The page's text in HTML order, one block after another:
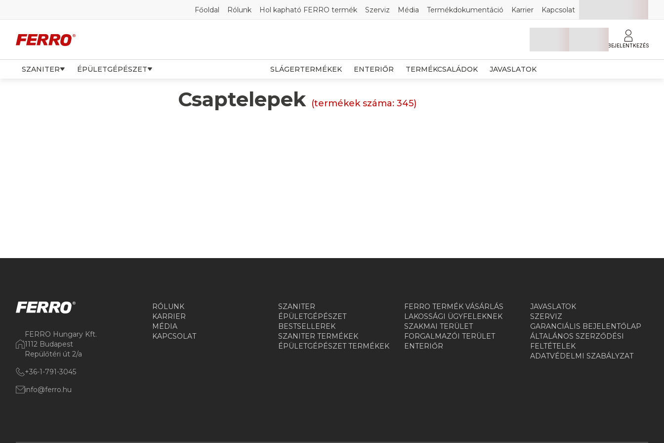
Főoldal Rólunk Hol kapható FERRO termék Szerviz Média Termékdokumentáció Karrier Kapcsolat
BEJELENTKEZÉS
SZANITER ÉPÜLETGÉPÉSZET SLÁGERTERMÉKEK ENTERIŐR TERMÉKCSALÁDOK JAVASLATOK
Csaptelepek (termékek száma: 345)
FERRO Hungary Kft.
1112 Budapest
Repülőtéri út 2/a
+36-1-791-3045
info@ferro.hu
RÓLUNK
KARRIER
MÉDIA
KAPCSOLAT
SZANITER
ÉPÜLETGÉPÉSZET
BESTSELLEREK
SZANITER TERMÉKEK
ÉPÜLETGÉPÉSZET TERMÉKEK
FERRO TERMÉK VÁSÁRLÁS
LAKOSSÁGI ÜGYFELEKNEK
SZAKMAI TERÜLET
FORGALMAZÓI TERÜLET
ENTERIŐR
JAVASLATOK
SZERVIZ
GARANCIÁLIS BEJELENTŐLAP
ÁLTALÁNOS SZERZŐDÉSI
FELTÉTELEK
ADATVÉDELMI SZABÁLYZAT